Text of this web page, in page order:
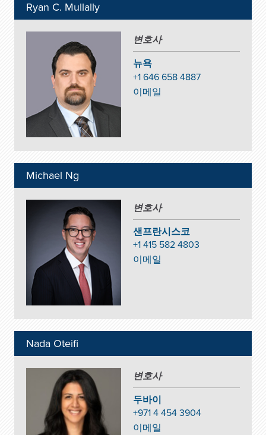
Ryan C. Mullally
변호사
뉴욕
+1 646 658 4887
이메일
Michael Ng
변호사
샌프란시스코
+1 415 582 4803
이메일
Nada Oteifi
변호사
두바이
+971 4 454 3904
이메일